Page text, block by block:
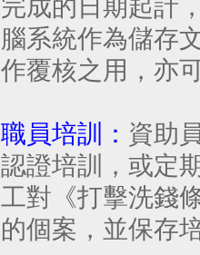
完成的日期起計
腦系統作為儲存
作覆核之用，亦
職員培訓： 資助
認證培訓，或定
工對《打擊洗錢
的個案，並保存